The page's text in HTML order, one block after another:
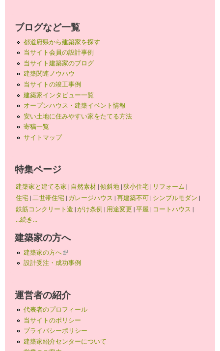
ブログなど一覧
都道府県から建築家を探す
当サイト会員の設計事例
当サイト建築家のブログ
建築関連ノウハウ
当サイトの竣工事例
建築家インタビュー一覧
オープンハウス・建築イベント情報
安い土地に住みやすい家をたてる方法
寄稿一覧
サイトマップ
特集ページ
建築家と建てる家 | 自然素材|傾斜地|狭小住宅| リフォーム |
住宅|二世帯住宅| ガレージハウス |再建築不可| シンプルモダン |
鉄筋コンクリート造 |がけ条例 | 用途変更 |平屋 | コートハウス |
...続き...
建築家の方へ
建築家の方へ(link is external)
設計受注・成功事例
運営者の紹介
代表者のプロフィール
当サイトのポリシー
プライバシーポリシー
建築家紹介センターについて